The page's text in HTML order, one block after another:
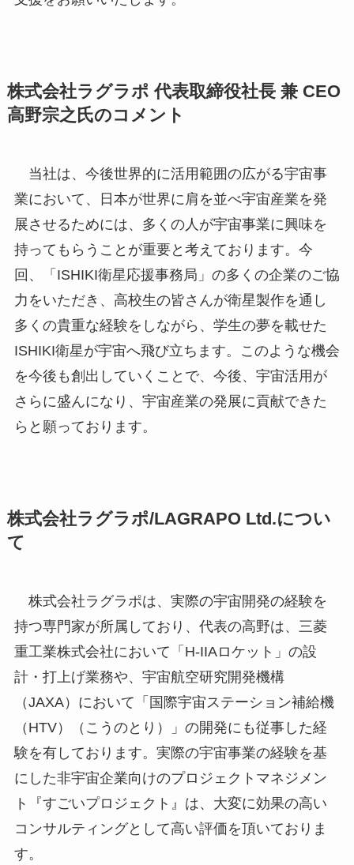
株式会社ラグラポ 代表取締役社長 兼 CEO
高野宗之氏のコメント
当社は、今後世界的に活用範囲の広がる宇宙事
業において、日本が世界に肩を並べ宇宙産業を発
展させるためには、多くの人が宇宙事業に興味を
持ってもらうことが重要と考えております。今
回、「ISHIKI衛星応援事務局」の多くの企業のご協
力をいただき、高校生の皆さんが衛星製作を通し
多くの貴重な経験をしながら、学生の夢を載せた
ISHIKI衛星が宇宙へ飛び立ちます。このような機会
を今後も創出していくことで、今後、宇宙活用が
さらに盛んになり、宇宙産業の発展に貢献できた
らと願っております。
株式会社ラグラポ/LAGRAPO Ltd.につい
て
株式会社ラグラポは、実際の宇宙開発の経験を
持つ専門家が所属しており、代表の高野は、三菱
重工業株式会社において「H-IIAロケット」の設
計・打上げ業務や、宇宙航空研究開発機構
（JAXA）において「国際宇宙ステーション補給機
（HTV）（こうのとり）」の開発にも従事した経
験を有しております。実際の宇宙事業の経験を基
にした非宇宙企業向けのプロジェクトマネジメン
ト『すごいプロジェクト』は、大変に効果の高い
コンサルティングとして高い評価を頂いておりま
す。